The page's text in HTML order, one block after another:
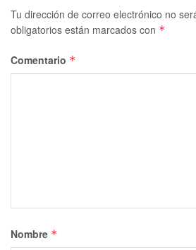
Tu dirección de correo electrónico no
obligatorios están marcados con *
Comentario *
Nombre *